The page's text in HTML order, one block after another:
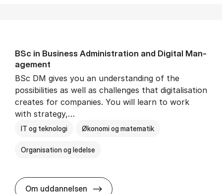
BSc in Busi­ness Ad­min­is­tra­tion and Di­git­al Man­
age­ment
BSc DM gives you an understanding of the
possibilities as well as challenges that digitalisation
creates for companies. You will learn to work
with strategy,…
IT og teknologi Økonomi og matematik
Organisation og ledelse
Om uddannelsen BSc in Busi­ness Ad­min­is­tra­tion